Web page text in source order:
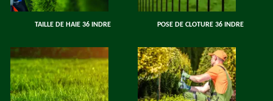
TAILLE DE HAIE 36 INDRE POSE DE CLOTURE 36 INDRE